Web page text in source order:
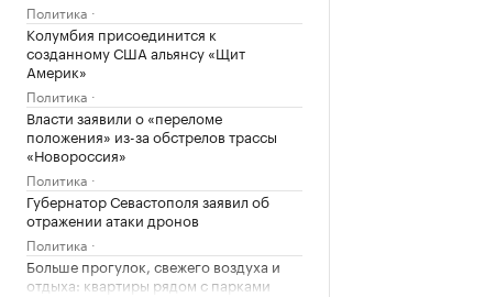
Политика
Колумбия присоединится к
созданному США альянсу «Щит
Америк»
Политика
Власти заявили о «переломе
положения» из-за обстрелов трассы
«Новороссия»
Политика
Губернатор Севастополя заявил об
отражении атаки дронов
Политика
Больше прогулок, свежего воздуха и
отдыха: квартиры рядом с парками